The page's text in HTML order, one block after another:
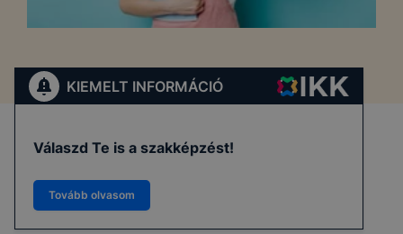
KIEMELT INFORMÁCIÓ
Válaszd Te is a szakképzést!
Tovább olvasom